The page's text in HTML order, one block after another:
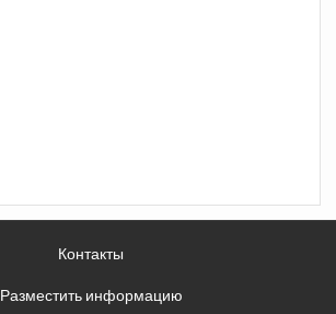
Контакты
Разместить информацию